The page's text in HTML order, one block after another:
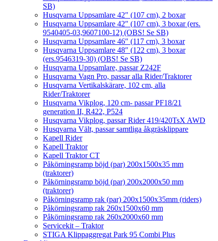
SB)
Husqvarna Uppsamlare 42″ (107 cm), 2 boxar
Husqvarna Uppsamlare 42″ (107 cm), 3 boxar (ers.
9540405-03,9607100-12) (OBS! Se SB)
Husqvarna Uppsamlare 46″ (117 cm), 3 boxar
Husqvarna Uppsamlare 48″ (122 cm), 3 boxar
(ers.9546319-30) (OBS! Se SB)
Husqvarna Uppsamlare, passar Z242F
Husqvarna Vagn Pro, passar alla Rider/Traktorer
Husqvarna Vertikalskärare, 102 cm, alla
Rider/Traktorer
Husqvarna Vikplog, 120 cm- passar PF18/21
generation II, R422, P524
Husqvarna Vikplog, passar Rider 419/420TsX AWD
Husqvarna Vält, passar samtliga åkgräsklippare
Kapell Rider
Kapell Traktor
Kapell Traktor CT
Påkörningsramp böjd (par) 200x1500x35 mm
(traktorer)
Påkörningsramp böjd (par) 200x2000x50 mm
(traktorer)
Påkörningsramp rak (par) 200x1500x35mm (riders)
Påkörningsramp rak 260x1500x60 mm
Påkörningsramp rak 260x2000x60 mm
Servicekit – Traktor
STIGA Klippaggregat Park 95 Combi Plus